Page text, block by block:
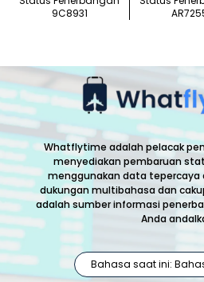
9C8931
Whatflytime adalah pelacak
menyediakan pembaruan
menggunakan data tepercaya
dukungan multibahasa dan
adalah sumber informasi
Anda
Bahasa saat ini: